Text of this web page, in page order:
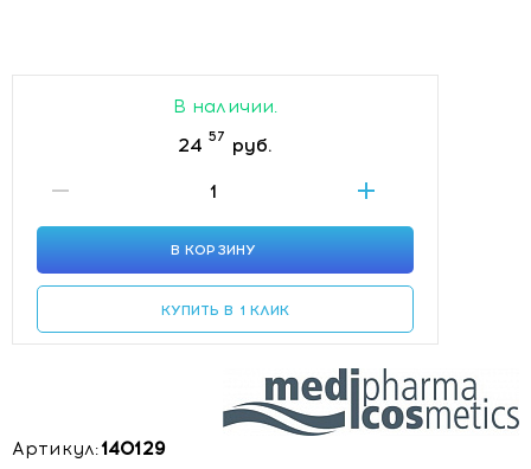
В наличии.
24 57 руб.
В КОРЗИНУ
КУПИТЬ В 1 КЛИК
Артикул:140129